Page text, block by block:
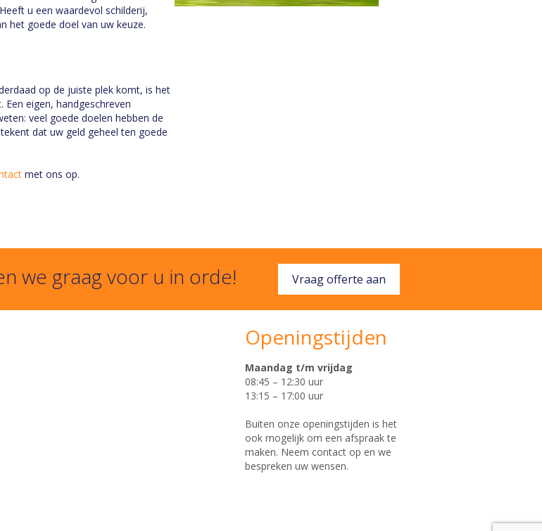
u een waardevol schilderij,
het goede doel van uw keuze.
op de juiste plek komt, is het
eigen, handgeschreven
veel goede doelen hebben de
dat uw geld geheel ten goede
met ons op.
we graag voor u in orde! Vraag offerte aan
Openingstijden
Maandag t/m vrijdag
08:45 – 12:30 uur
13:15 – 17:00 uur
Buiten onze openingstijden is het
ook mogelijk om een afspraak te
maken. Neem contact op en we
bespreken uw wensen.